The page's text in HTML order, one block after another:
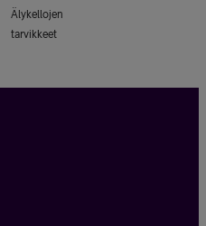
Älykellojen
tarvikkeet